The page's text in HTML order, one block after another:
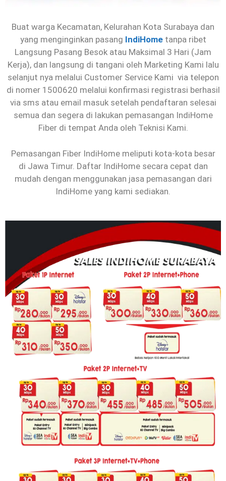
Buat warga Kecamatan, Kelurahan Kota Surabaya dan
yang menginginkan pasang IndiHometanpa ribet
Langsung Pasang Besok atau Maksimal 3 Hari (Jam
Kerja), dan langsung di tangani oleh Marketing Kami lalu
selanjut nya melalui Customer Service Kami via telepon
di nomer 1500620 melalui konfirmasi registrasi berhasil
via sms atau email masuk setelah pendaftaran selesai
semua dan segera di lakukan pemasangan IndiHome
Fiber di tempat Anda oleh Teknisi Kami.
Pemasangan Fiber IndiHome meliputi kota-kota besar
di Jawa Timur. Daftar IndiHome secara cepat dan
mudah dengan menggunakan jasa pemasangan dari
IndiHome yang kami sediakan.